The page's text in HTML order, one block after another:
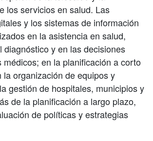
los servicios en salud. Las
y los sistemas de información
en la asistencia en salud,
diagnóstico y en las decisiones
médicos; en la planificación a corto
la organización de equipos y
gestión de hospitales, municipios y
de la planificación a largo plazo,
de políticas y estrategias